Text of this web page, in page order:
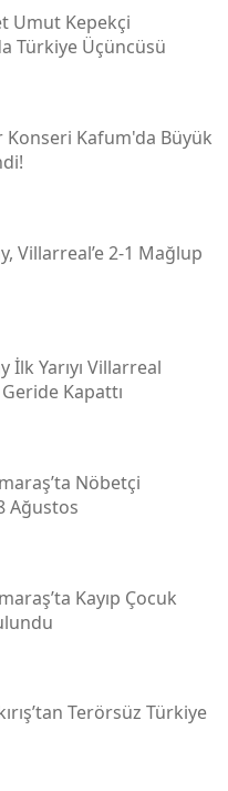
Umut Kepekçi
Türkiye Üçüncüsü
Konseri Kafum'da Büyük
Villarreal’e 2-1 Mağlup
İlk Yarıyı Villarreal
Geride Kapattı
Nöbetçi
Ağustos
Kayıp Çocuk
Terörsüz Türkiye